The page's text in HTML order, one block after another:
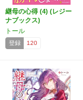
継母の心得 (4) (レジー
ナブックス)
トール
登録 120